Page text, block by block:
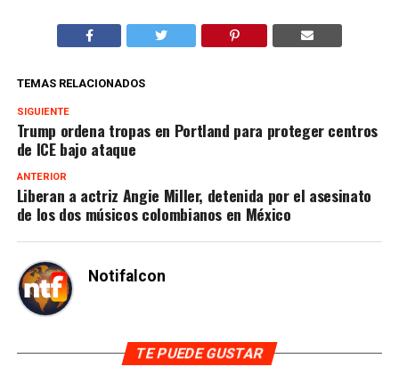
TEMAS RELACIONADOS
SIGUIENTE
Trump ordena tropas en Portland para proteger centros
de ICE bajo ataque
ANTERIOR
Liberan a actriz Angie Miller, detenida por el asesinato
de los dos músicos colombianos en México
Notifalcon
TE PUEDE GUSTAR